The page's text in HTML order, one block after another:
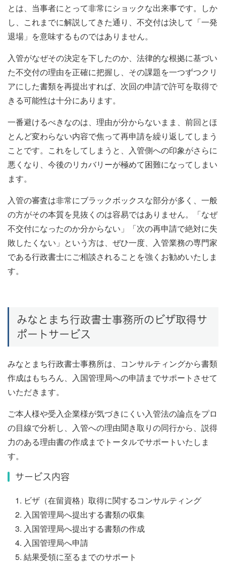
とは、当事者にとって非常にショックな出来事です。しか
し、これまでに解説してきた通り、不交付は決して「一発
退場」を意味するものではありません。
入管がなぜその決定を下したのか、法律的な根拠に基づい
た不交付の理由を正確に把握し、その課題を一つずつクリ
アにした書類を再提出すれば、次回の申請で許可を取得で
きる可能性は十分にあります。
一番避けるべきなのは、理由が分からないまま、前回とほ
とんど変わらない内容で焦って再申請を繰り返してしまう
ことです。これをしてしまうと、入管側への印象がさらに
悪くなり、今後のリカバリーが極めて困難になってしまい
ます。
入管の審査は非常にブラックボックスな部分が多く、一般
の方がその本質を見抜くのは容易ではありません。「なぜ
不交付になったのか分からない」「次の再申請で絶対に失
敗したくない」という方は、ぜひ一度、入管業務の専門家
である行政書士にご相談されることを強くお勧めいたしま
す。
みなとまち行政書士事務所のビザ取得サ
ポートサービス
みなとまち行政書士事務所は、コンサルティングから書類
作成はもちろん、入国管理局への申請までサポートさせて
いただきます。
ご本人様や受入企業様が気づきにくい入管法の論点をプロ
の目線で分析し、入管への理由聞き取りの同行から、説得
力のある理由書の作成までトータルでサポートいたしま
す。
サービス内容
ビザ（在留資格）取得に関するコンサルティング
入国管理局へ提出する書類の収集
入国管理局へ提出する書類の作成
入国管理局へ申請
結果受領に至るまでのサポート